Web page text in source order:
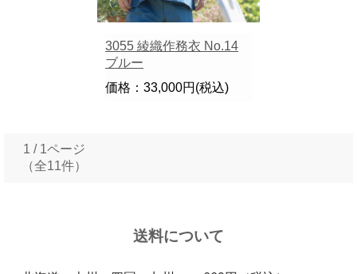
3055 綾織作務衣 No.14
ブルー
価格：33,000円(税込)
1 / 1ページ
（全11件）
送料について